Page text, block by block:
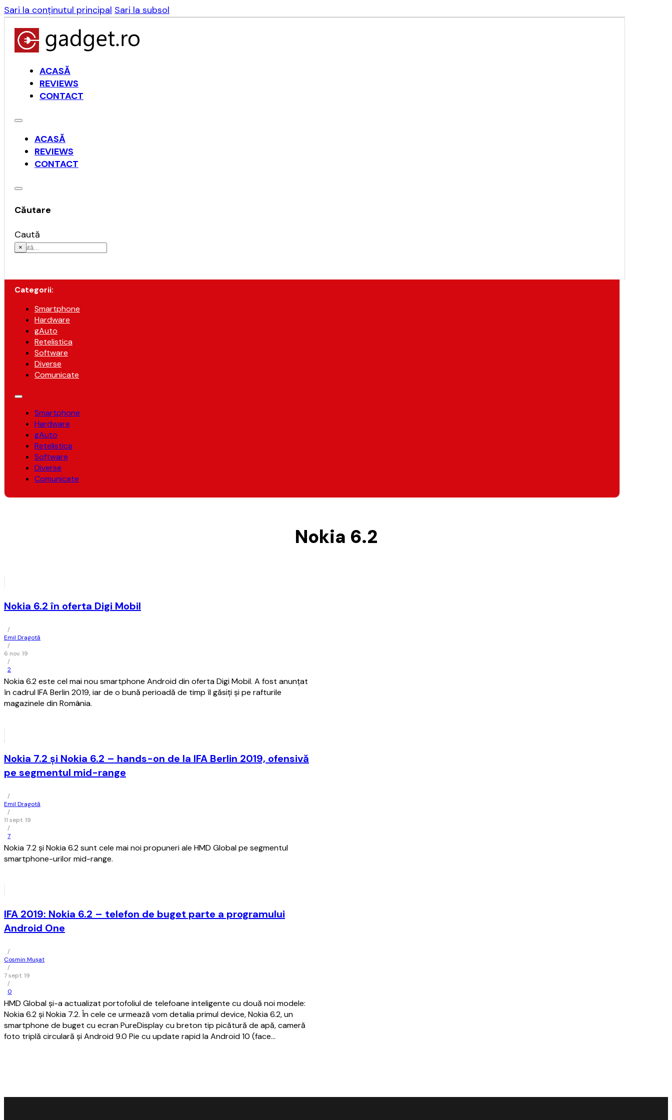
Sari la conținutul principal Sari la subsol
ACASĂ
REVIEWS
CONTACT
ACASĂ
REVIEWS
CONTACT
Căutare
Caută
×
Categorii:
Smartphone
Hardware
gAuto
Retelistica
Software
Diverse
Comunicate
Smartphone
Hardware
gAuto
Retelistica
Software
Diverse
Comunicate
Nokia 6.2
Nokia 6.2 în oferta Digi Mobil
/
Emil Dragotă
/
6 nov. 19
/
2
Nokia 6.2 este cel mai nou smartphone Android din oferta Digi Mobil. A fost anunțat
în cadrul IFA Berlin 2019, iar de o bună perioadă de timp îl găsiți și pe rafturile
magazinele din România.
Nokia 7.2 și Nokia 6.2 – hands-on de la IFA Berlin 2019, ofensivă
pe segmentul mid-range
/
Emil Dragotă
/
11 sept. 19
/
7
Nokia 7.2 și Nokia 6.2 sunt cele mai noi propuneri ale HMD Global pe segmentul
smartphone-urilor mid-range.
IFA 2019: Nokia 6.2 – telefon de buget parte a programului
Android One
/
Cosmin Mușat
/
7 sept. 19
/
0
HMD Global şi-a actualizat portofoliul de telefoane inteligente cu două noi modele:
Nokia 6.2 şi Nokia 7.2. În cele ce urmează vom detalia primul device, Nokia 6.2, un
smartphone de buget cu ecran PureDisplay cu breton tip picătură de apă, cameră
foto triplă circulară şi Android 9.0 Pie cu update rapid la Android 10 (face…